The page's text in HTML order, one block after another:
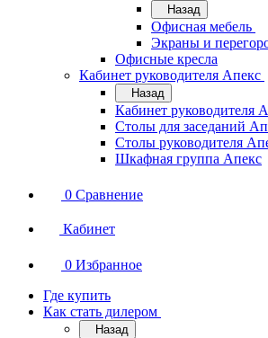
Назад
Офисная мебель
Экраны и
Офисные кресла
Кабинет руководителя Апекс
Назад
Кабинет руководителя
Столы для заседаний
Столы руководителя
Шкафная группа Апекс
0 Сравнение
Кабинет
0 Избранное
Где купить
Как стать дилером
Назад